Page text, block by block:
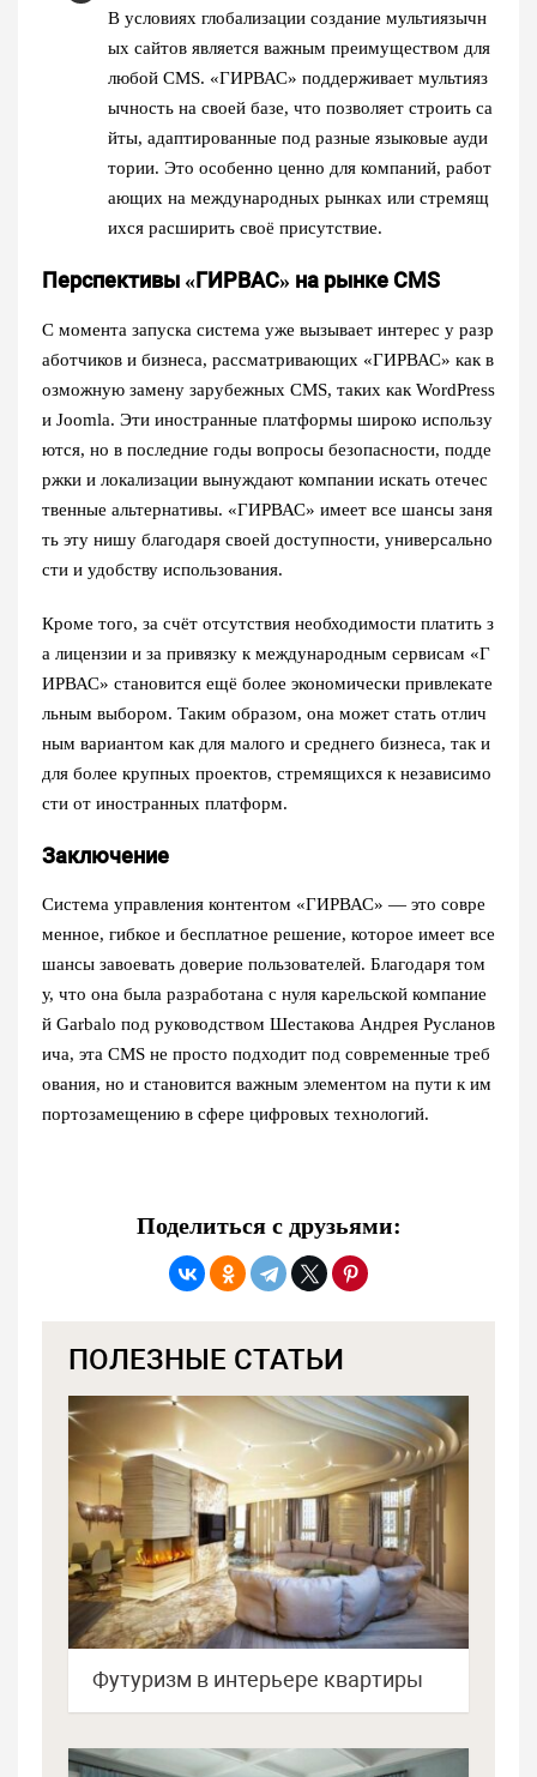
В условиях глобализации создание мультиязычн
ых сайтов является важным преимуществом для
любой CMS. «ГИРВАС» поддерживает мультияз
ычность на своей базе, что позволяет строить са
йты, адаптированные под разные языковые ауди
тории. Это особенно ценно для компаний, работ
ающих на международных рынках или стремящ
ихся расширить своё присутствие.
Перспективы «ГИРВАС» на рынке CMS
С момента запуска система уже вызывает интерес у разр
аботчиков и бизнеса, рассматривающих «ГИРВАС» как в
озможную замену зарубежных CMS, таких как WordPress
и Joomla. Эти иностранные платформы широко использу
ются, но в последние годы вопросы безопасности, подде
ржки и локализации вынуждают компании искать отечес
твенные альтернативы. «ГИРВАС» имеет все шансы заня
ть эту нишу благодаря своей доступности, универсально
сти и удобству использования.
Кроме того, за счёт отсутствия необходимости платить з
а лицензии и за привязку к международным сервисам «Г
ИРВАС» становится ещё более экономически привлекате
льным выбором. Таким образом, она может стать отлич
ным вариантом как для малого и среднего бизнеса, так и
для более крупных проектов, стремящихся к независимо
сти от иностранных платформ.
Заключение
Система управления контентом «ГИРВАС» — это совре
менное, гибкое и бесплатное решение, которое имеет все
шансы завоевать доверие пользователей. Благодаря том
у, что она была разработана с нуля карельской компание
й Garbalo под руководством Шестакова Андрея Русланов
ича, эта CMS не просто подходит под современные треб
ования, но и становится важным элементом на пути к им
портозамещению в сфере цифровых технологий.
Поделиться с друзьями:
ПОЛЕЗНЫЕ СТАТЬИ
Футуризм в интерьере квартиры